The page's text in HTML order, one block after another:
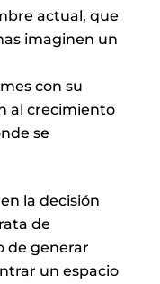
actual, que
imaginen un
con su
al crecimiento
se
la decisión
de
de generar
un espacio